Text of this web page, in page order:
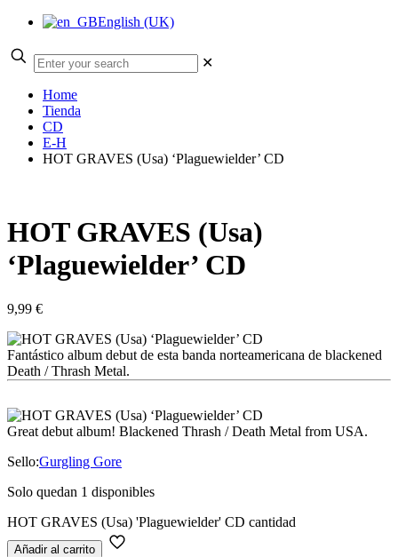
English (UK)
✕
Home
Tienda
CD
E-H
HOT GRAVES (Usa) ‘Plaguewielder’ CD
HOT GRAVES (Usa)
‘Plaguewielder’ CD
9,99 €
Fantástico album debut de esta banda norteamericana de blackened
Death / Thrash Metal.
Great debut album! Blackened Thrash / Death Metal from USA.
Sello:Gurgling Gore
Solo quedan 1 disponibles
HOT GRAVES (Usa) 'Plaguewielder' CD cantidad
Añadir al carrito